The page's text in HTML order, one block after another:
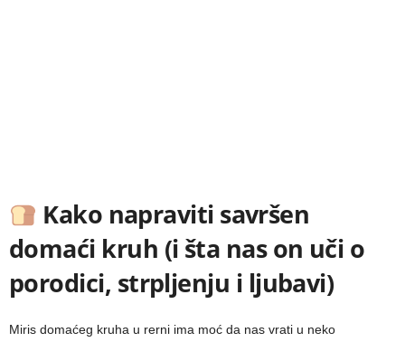
Kako napraviti savršen
domaći kruh (i šta nas on uči o
porodici, strpljenju i ljubavi)
Miris domaćeg kruha u rerni ima moć da nas vrati u neko